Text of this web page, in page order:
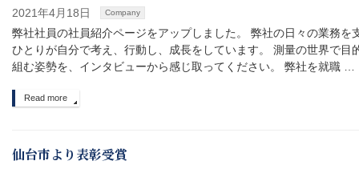
2021年4月18日 Company
弊社社員の社員紹介ページをアップしました。 弊社の日々の業務を
ひとりが自分で考え、行動し、成長をしています。 測量の世界で目
組む姿勢を、インタビューから感じ取ってください。 弊社を就職 …
Read more
仙台市より表彰受賞